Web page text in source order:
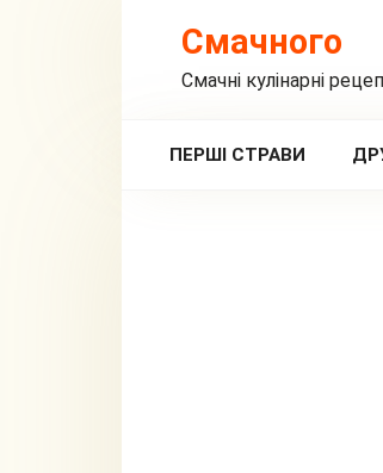
Смачного
Смачні кулінарні
ПЕРШІ СТРАВИ